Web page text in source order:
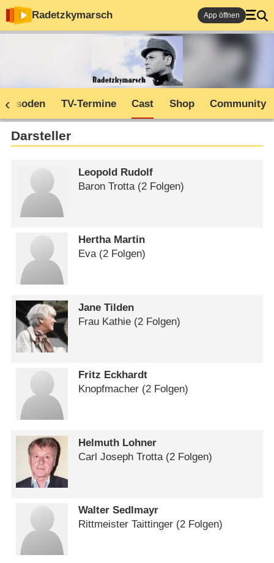
Radetzkymarsch App öffnen
Episoden TV-Termine Cast Shop Community
Darsteller
Leopold Rudolf
Baron Trotta(2 Folgen)
Hertha Martin
Eva(2 Folgen)
Jane Tilden
Frau Kathie (2 Folgen)
Fritz Eckhardt
Knopfmacher (2 Folgen)
Helmuth Lohner
Carl Joseph Trotta(2 Folgen)
Walter Sedlmayr
Rittmeister Taittinger (2 Folgen)